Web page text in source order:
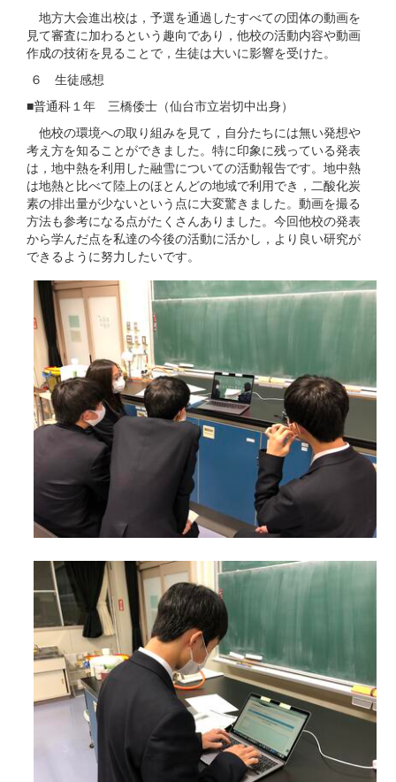
地方大会進出校は，予選を通過したすべての団体の動画を
見て審査に加わるという趣向であり，他校の活動内容や動画
作成の技術を見ることで，生徒は大いに影響を受けた。
６ 生徒感想
■普通科１年 三橋倭士（仙台市立岩切中出身）
他校の環境への取り組みを見て，自分たちには無い発想や
考え方を知ることができました。特に印象に残っている発表
は，地中熱を利用した融雪についての活動報告です。地中熱
は地熱と比べて陸上のほとんどの地域で利用でき，二酸化炭
素の排出量が少ないという点に大変驚きました。動画を撮る
方法も参考になる点がたくさんありました。今回他校の発表
から学んだ点を私達の今後の活動に活かし，より良い研究が
できるように努力したいです。